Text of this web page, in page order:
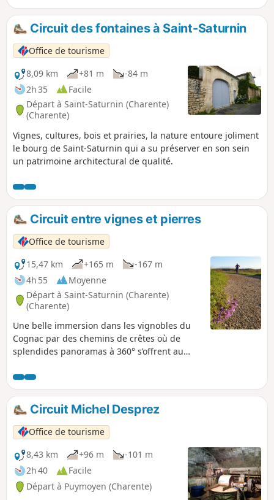
Circuit des fontaines à Saint-Saturnin
Office de tourisme
8,09 km
+81 m
-84 m
2h 35
Facile
Départ à Saint-Saturnin (Charente)
(Charente)
Vignes, cultures, bois et prairies, la nature entoure joliment
le bourg de Saint-Saturnin qui a su préserver en son sein
un patrimoine architectural de qualité.
Circuit entre vignes et pierres
Office de tourisme
15,47 km
+165 m
-167 m
4h 55
Moyenne
Départ à Saint-Saturnin (Charente)
(Charente)
Une belle immersion dans les vignobles du
Cognac par des chemins de crêtes où de
splendides panoramas à 360° s’offrent au
la Fontguyon.
Circuit Michel Desprez
Office de tourisme
8,43 km
+96 m
-101 m
2h 40
Facile
Départ à Puymoyen (Charente)